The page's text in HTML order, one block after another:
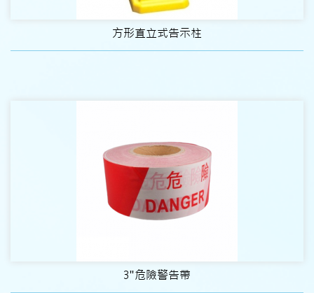
方形直立式告示柱
3"危險警告帶